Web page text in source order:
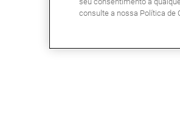
consulte a nossa Política de